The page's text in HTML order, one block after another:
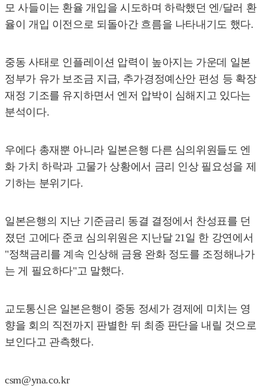
모 사들이는 환율 개입을 시도하며 하락했던 엔/달러 환
율이 개입 이전으로 되돌아간 흐름을 나타내기도 했다.
중동 사태로 인플레이션 압력이 높아지는 가운데 일본
정부가 유가 보조금 지급, 추가경정예산안 편성 등 확장
재정 기조를 유지하면서 엔저 압박이 심해지고 있다는
분석이다.
우에다 총재뿐 아니라 일본은행 다른 심의위원들도 엔
화 가치 하락과 고물가 상황에서 금리 인상 필요성을 제
기하는 분위기다.
일본은행의 지난 기준금리 동결 결정에서 찬성표를 던
졌던 고에다 준코 심의위원은 지난달 21일 한 강연에서
"정책금리를 계속 인상해 금융 완화 정도를 조정해나가
는 게 필요하다"고 말했다.
교도통신은 일본은행이 중동 정세가 경제에 미치는 영
향을 회의 직전까지 판별한 뒤 최종 판단을 내릴 것으로
보인다고 관측했다.
csm@yna.co.kr